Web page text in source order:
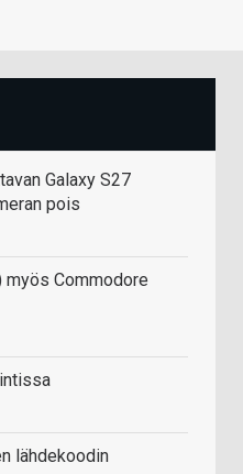
Galaxy S27
pois
Commodore
lähdekoodin